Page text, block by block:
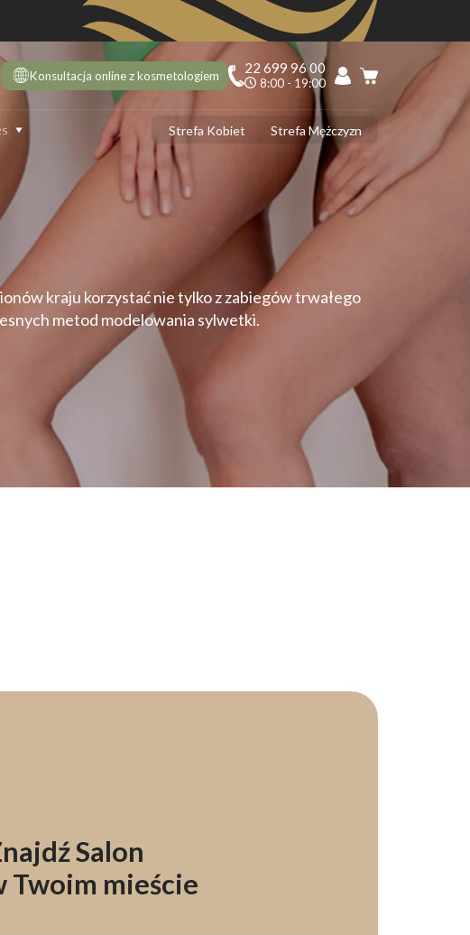
Konsultacja online z kosmetologiem 22 699 96 00
8:00 - 19:00
DEPILACJA
10 ciekawostek na 10 urodziny Depilacja.pl, o których mogłaś nie
wiedzieć!
Depilacja laserowa latem – tak czy nie?
Jak usunąć włoski z twarzy? 5 najlepszych sposobów
Depilacja laserowa jąder i penisa – zabieg krok po kroku
Depilacja laserowa a opalenizna
ENDERMOLOGIA
Jak ujędrnić skórę na brzuchu? Sprawdzone sposoby
Endermologia - jak często należy ją wykonywać?
Endermologia przed i po – jakie efekty ujędrnienia i wysmuklenia
ud możesz osiągnąć?
Endermologia – ile zabiegów potrzeba, aby zobaczyć efekty?
Strefa Kobiet Strefa Mężczyzn
kraju korzystać nie tylko z zabiegów trwałego
metod modelowania sylwetki.
Salon
Twoim mieście